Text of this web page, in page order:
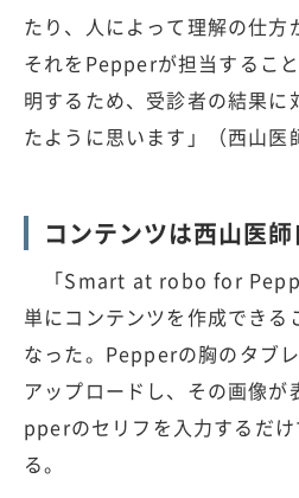
たり、人によって理解の仕方
それをPepperが担当するこ
明するため、受診者の結果に
たように思います」（西山医
コンテンツは西山医
「Smart at robo for
単にコンテンツを作成できる
なった。Pepperの胸のタブ
アップロードし、その画像
pperのセリフを入力するだ
る。